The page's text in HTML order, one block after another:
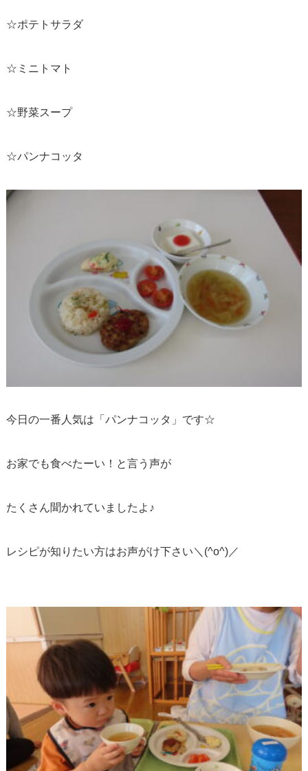
☆ポテトサラダ
☆ミニトマト
☆野菜スープ
☆パンナコッタ
今日の一番人気は「パンナコッタ」です☆
お家でも食べたーい！と言う声が
たくさん聞かれていましたよ♪
レシピが知りたい方はお声がけ下さい＼(^o^)／